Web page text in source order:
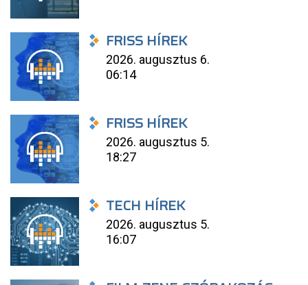
FRISS HÍREK
2026. augusztus 6.
06:14
FRISS HÍREK
2026. augusztus 5.
18:27
TECH HÍREK
2026. augusztus 5.
16:07